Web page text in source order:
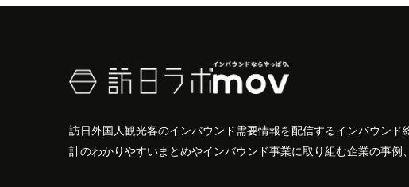
訪日外国人観光客のインバウンド需要情報を配信するインバウン
計のわかりやすいまとめやインバウンド事業に取り組む企業の事例